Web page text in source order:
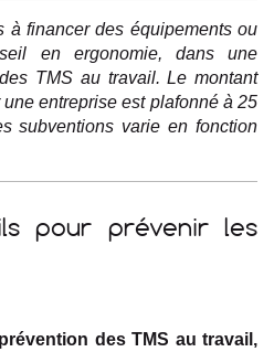
à financer des équipements ou
en ergonomie, dans une
TMS au travail. Le montant
entreprise est plafonné à 25
subventions varie en fonction
pour prévenir les
des TMS au travail,